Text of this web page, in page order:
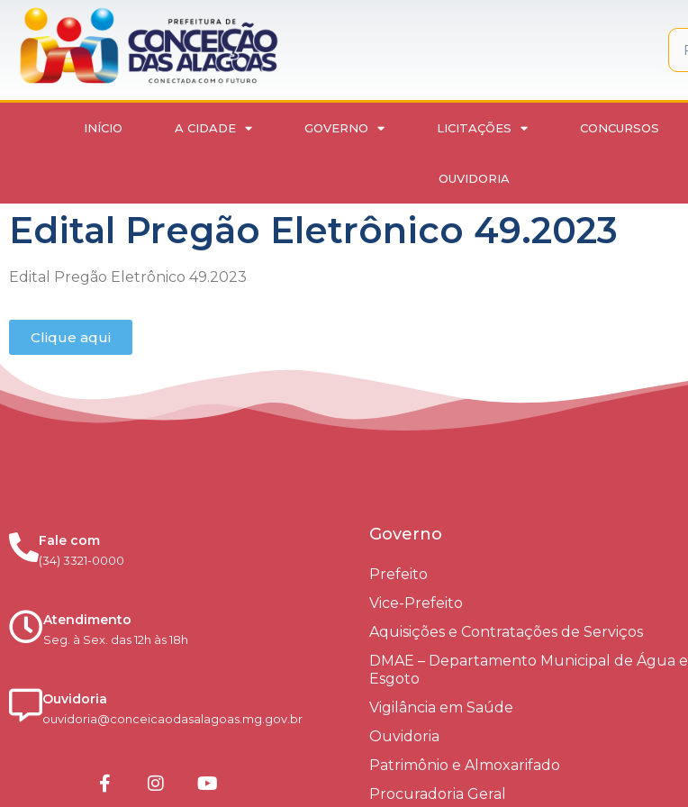
INÍCIO A CIDADE GOVERNO LICITAÇÕES CONCURSOS
OUVIDORIA
Edital Pregão Eletrônico 49.2023
Edital Pregão Eletrônico 49.2023
Clique aqui
Fale com
(34) 3321-0000
Atendimento
Seg. à Sex. das 12h às 18h
Ouvidoria
ouvidoria@conceicaodasalagoas.mg.gov.br
Governo
Prefeito
Vice-Prefeito
Aquisições e Contratações de Serviços​
DMAE – Departamento Municipal de Água e
Esgoto
Vigilância em Saúde
Ouvidoria
Patrimônio e Almoxarifado
Procuradoria Geral